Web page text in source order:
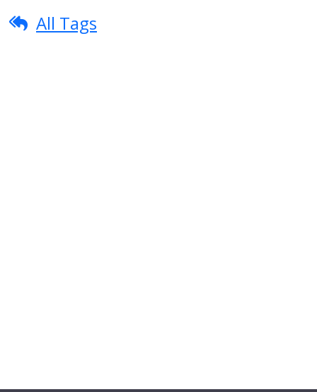
All Tags